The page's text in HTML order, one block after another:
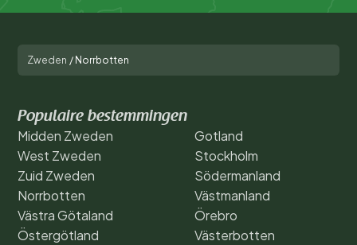
Zweden / Norrbotten
Populaire bestemmingen
Midden Zweden
West Zweden
Zuid Zweden
Norrbotten
Västra Götaland
Östergötland
Gotland
Stockholm
Södermanland
Västmanland
Örebro
Västerbotten